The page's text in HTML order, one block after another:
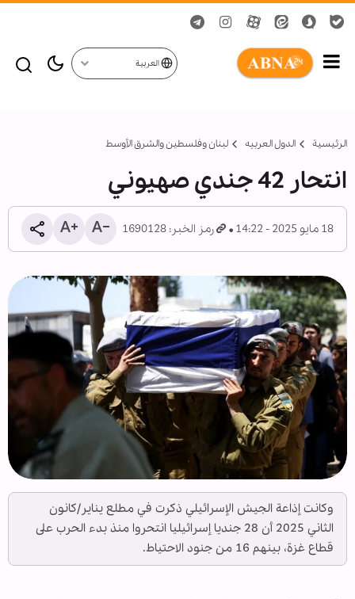
العربية
الرئيسية الدول العربیه لبنان وفلسطين والشرق الأوسط
انتحار 42 جندي صهيوني
18 مايو 2025 - 14:22 رمز الخبر: 1690128
وكانت إذاعة الجيش الإسرائيلي ذكرت في مطلع يناير/كانون
الثاني 2025 أن 28 جنديا إسرائيليا انتحروا منذ بدء الحرب على
قطاع غزة، بينهم 16 من جنود الاحتياط.